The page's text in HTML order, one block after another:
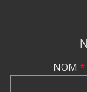
NOM *